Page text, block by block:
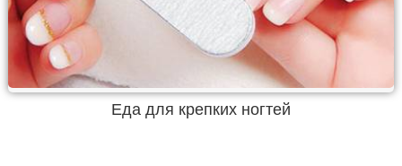
Еда для крепких ногтей